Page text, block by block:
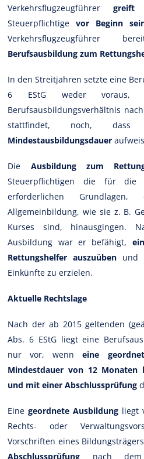
Verkehrsflugzeugführergreift
Steuerpflichtigevor Beginn
Verkehrsflugzeugführer
Berufsausbildung zum
In den Streitjahren setzte eine
6 EStG weder
Berufsausbildungsverhältnis
stattfindet, noch, dass
Mindestausbildungsdauer
Die Ausbildung zum
Steuerpflichtigen die für die
erforderlichen
Allgemeinbildung, wie sie z. B.
Kurses sind, hinausgingen.
Ausbildung war er befähigt,
Rettungshelfer auszuüben und
Einkünfte zu erzielen.
Aktuelle Rechtslage
Nach der ab 2015 geltenden
Abs. 6 EStG liegt eine
nur vor, wenneine
Mindestdauer von 12 Monaten
und mit einer Abschlussprüfung
Einegeordnete Ausbildung liegt
Rechts- oder
Vorschriften eines
Abschlussprüfung nach dem